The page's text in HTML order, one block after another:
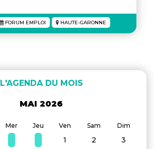
FORUM EMPLOI HAUTE-GARONNE
L'AGENDA DU MOIS
MAI 2026
Mer Jeu Ven Sam Dim
1 2
3